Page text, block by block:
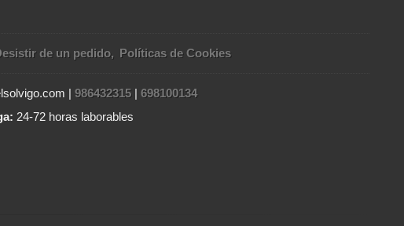
de un pedido Políticas de Cookies
|986432315 |698100134
24-72 horas laborables